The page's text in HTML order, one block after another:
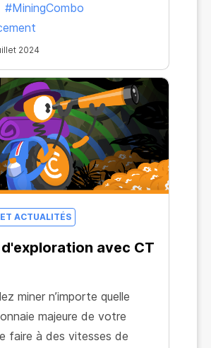
global qui peut déjà être
tous les produits de
!
#MiningCombo
2024
ACTUALITÉS
avec CT
miner n’importe quelle
majeure de votre
faire à des vitesses de